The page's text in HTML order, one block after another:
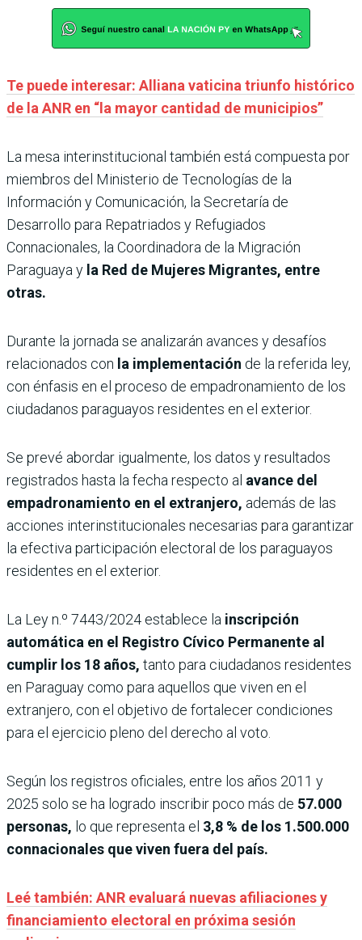
Te puede interesar: Alliana vaticina triunfo histórico
de la ANR en “la mayor cantidad de municipios”
La mesa interinstitucional también está compuesta por
miembros del Ministerio de Tecnologías de la
Información y Comunicación, la Secretaría de
Desarrollo para Repatriados y Refugiados
Connacionales, la Coordinadora de la Migración
Paraguaya y la Red de Mujeres Migrantes, entre
otras.
Durante la jornada se analizarán avances y desafíos
relacionados con la implementación de la referida ley,
con énfasis en el proceso de empadronamiento de los
ciudadanos paraguayos residentes en el exterior.
Se prevé abordar igualmente, los datos y resultados
registrados hasta la fecha respecto al avance del
empadronamiento en el extranjero, además de las
acciones interinstitucionales necesarias para garantizar
la efectiva participación electoral de los paraguayos
residentes en el exterior.
La Ley n.º 7443/2024 establece la inscripción
automática en el Registro Cívico Permanente al
cumplir los 18 años, tanto para ciudadanos residentes
en Paraguay como para aquellos que viven en el
extranjero, con el objetivo de fortalecer condiciones
para el ejercicio pleno del derecho al voto.
Según los registros oficiales, entre los años 2011 y
2025 solo se ha logrado inscribir poco más de 57.000
personas, lo que representa el 3,8 % de los 1.500.000
connacionales que viven fuera del país.
Leé también: ANR evaluará nuevas afiliaciones y
financiamiento electoral en próxima sesión